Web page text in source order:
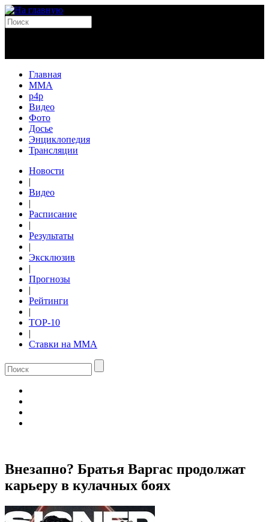
Главная
MMA
p4p
Видео
Фото
Досье
Энциклопедия
Трансляции
Новости
|
Видео
|
Расписание
|
Результаты
|
Эксклюзив
|
Прогнозы
|
Рейтинги
|
TOP-10
|
Ставки на ММА
Внезапно? Братья Варгас продолжат
карьеру в кулачных боях